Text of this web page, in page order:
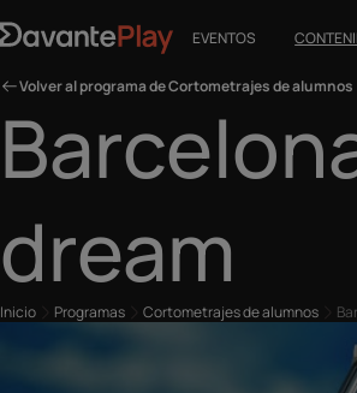
EVENTOS
Volver al programa de Cortometrajes de alumnos
dream
Inicio Programas Cortometrajes de alumnos